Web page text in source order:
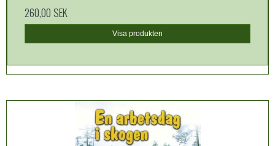
260,00 SEK
Visa produkten